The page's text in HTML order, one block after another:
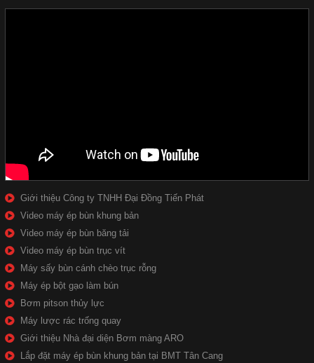
Giới thiệu Công ty TNHH Đại Đồng Tiến Phát
Video máy ép bùn khung bản
Video máy ép bùn băng tải
Video máy ép bùn trục vít
Máy sấy bùn cánh chèo trục rỗng
Máy ép bột gạo làm bún
Bơm pitson thủy lực
Máy lược rác trống quay
Giới thiệu Nhà đại diện Bơm màng ARO
Lắp đặt máy ép bùn khung bản tại BMT Tân Cang